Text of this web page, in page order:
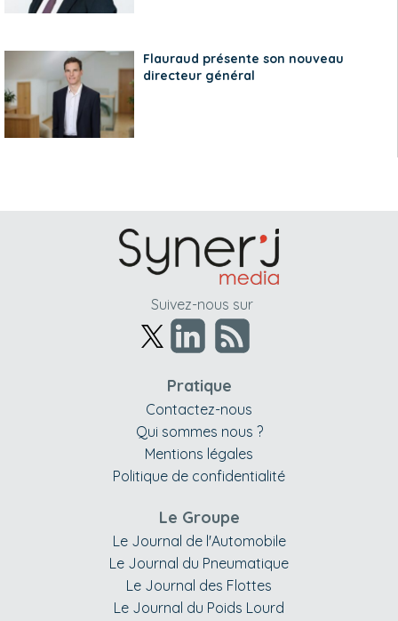
Flauraud présente son nouveau
directeur général
Suivez-nous sur
Pratique
Contactez-nous
Qui sommes nous ?
Mentions légales
Politique de confidentialité
Le Groupe
Le Journal de l'Automobile
Le Journal du Pneumatique
Le Journal des Flottes
Le Journal du Poids Lourd